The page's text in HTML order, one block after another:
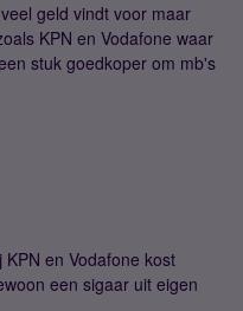
geld vindt voor maar
KPN en Vodafone waar
stuk goedkoper om mb's
en Vodafone kost
een sigaar uit eigen